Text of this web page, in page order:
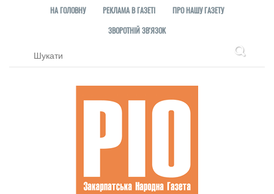
НА ГОЛОВНУ РЕКЛАМА В ГАЗЕТІ
ПРО НАШУ ГАЗЕТУ
ЗВОРОТНІЙ ЗВ'ЯЗОК